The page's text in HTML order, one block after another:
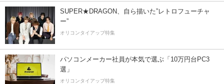
SUPER★DRAGON、自ら描いた”レトロフューチャ
ー”
オリコンタイアップ特集
パソコンメーカー社員が本気で選ぶ「10万円台PC3
選」
オリコンタイアップ特集